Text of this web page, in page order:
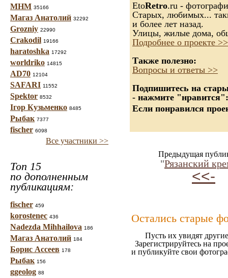
МНМ 35166
Магаз Анатолий 32292
Grozniy 22990
Crakodil 19166
haratoshka 17292
worldriko 14815
AD70 12104
SAFARI 11552
Spektor 8532
Ігор Кузьменко 8485
Рыбак 7377
fischer 6098
Все участники >>
Топ 15
по дополненным
публикациям:
fischer 459
korostenec 436
Nadezda Mihhailova 186
Магаз Анатолий 184
Борис Ассеев 178
Рыбак 156
ggeolog 88
EtoRetro.ru -
Старых, любимых...
и более лет назад.
Улицы, жилые дома,
Подробнее о проекте >>
Также полезно:
Вопросы и ответы >>
Подпишитесь на
- нажмите "нравится":
Если понравился
Предыдущая
"Рязанский
<<-
Остались старые
Пусть их увидят
Зарегистрируйтесь на
и публикуйте свои